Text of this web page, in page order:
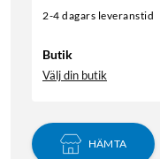
2-4 dagars leveranstid
Butik
Välj din butik
HÄMTA